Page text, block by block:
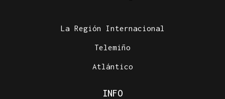
La Región Internacional
Telemiño
Atlántico
INFO